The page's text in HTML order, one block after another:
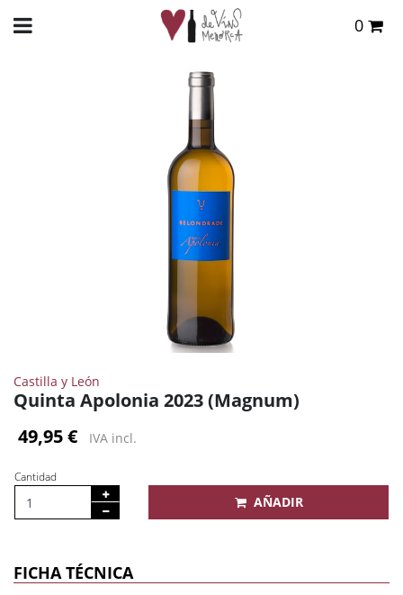
0
VER CESTA
Castilla y León
Quinta Apolonia 2023 (Magnum)
49,95 €
IVA incl.
Cantidad
AÑADIR
FICHA TÉCNICA